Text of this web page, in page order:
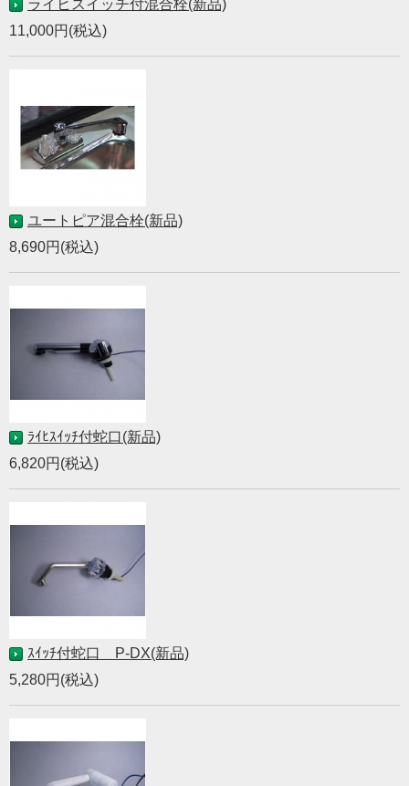
ライヒスイッチ付混合栓(新品)
11,000円(税込)
ユートピア混合栓(新品)
8,690円(税込)
ﾗｲﾋｽｲｯﾁ付蛇口(新品)
6,820円(税込)
ｽｲｯﾁ付蛇口 P-DX(新品)
5,280円(税込)